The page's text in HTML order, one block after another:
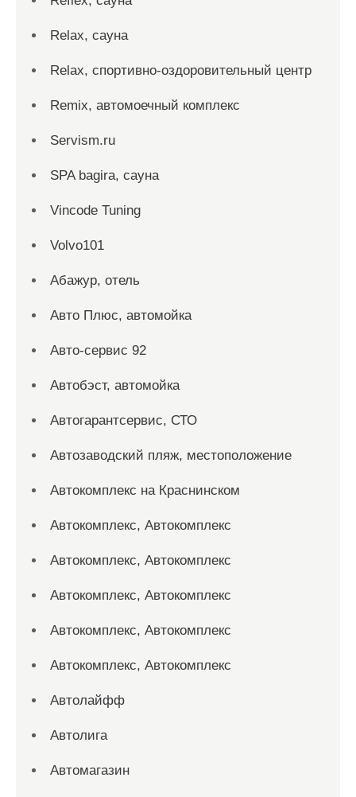
Relax, сауна
Relax, спортивно-оздоровительный центр
Remix, автомоечный комплекс
Servism.ru
SPA bagira, сауна
Vincode Tuning
Volvo101
Абажур, отель
Авто Плюс, автомойка
Авто-сервис 92
Автобэст, автомойка
Автогарантсервис, СТО
Автозаводский пляж, местоположение
Автокомплекс на Краснинском
Автокомплекс, Автокомплекс
Автокомплекс, Автокомплекс
Автокомплекс, Автокомплекс
Автокомплекс, Автокомплекс
Автокомплекс, Автокомплекс
Автолайфф
Автолига
Автомагазин